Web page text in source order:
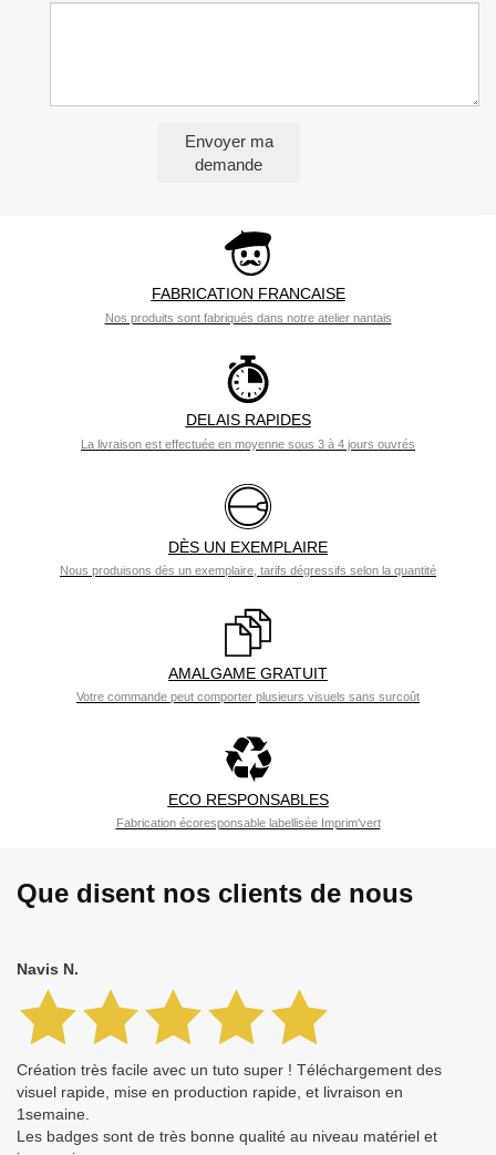
FABRICATION FRANCAISE
Nos produits sont fabriqués dans notre atelier nantais
DELAIS RAPIDES
La livraison est effectuée en moyenne sous 3 à 4 jours ouvrés
DÈS UN EXEMPLAIRE
Nous produisons dès un exemplaire, tarifs dégressifs selon la quantité
AMALGAME GRATUIT
Votre commande peut comporter plusieurs visuels sans surcoût
ECO RESPONSABLES
Fabrication écoresponsable labellisée Imprim'vert
Que disent nos clients de nous
Navis N.
Création très facile avec un tuto super ! Téléchargement des
visuel rapide, mise en production rapide, et livraison en
1semaine.
Les badges sont de très bonne qualité au niveau matériel et